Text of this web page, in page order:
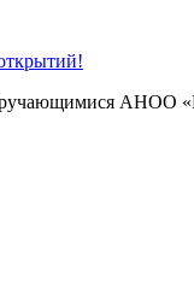
АНОО